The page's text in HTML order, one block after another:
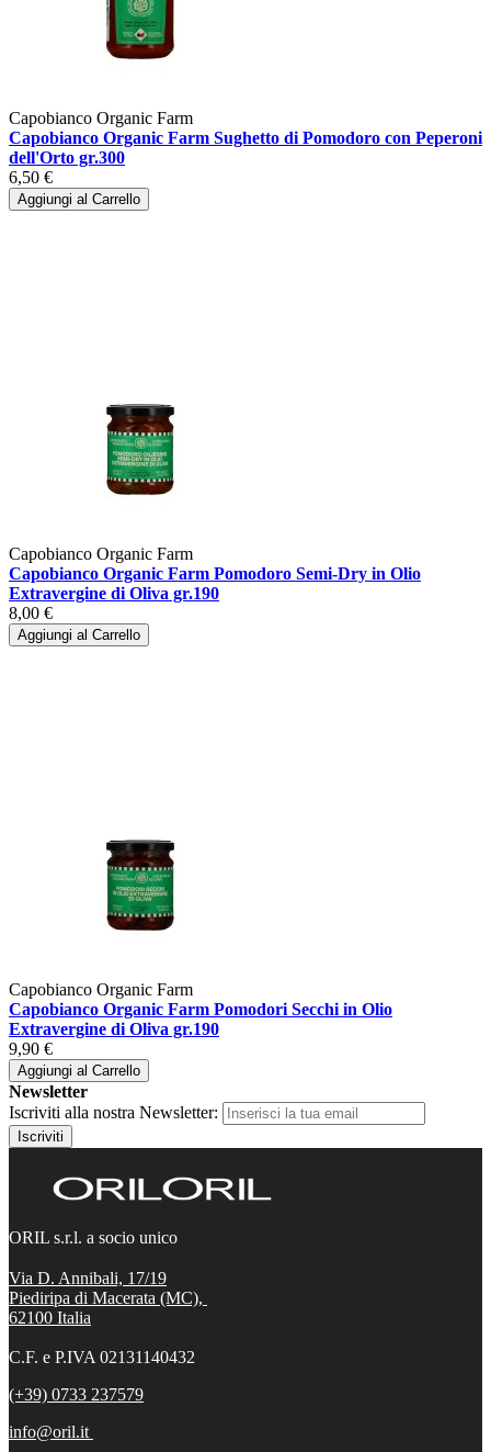
Capobianco Organic Farm
Capobianco Organic Farm Sughetto di Pomodoro con Peperoni
dell'Orto gr.300
6,50 €
Aggiungi al Carrello
Capobianco Organic Farm
Capobianco Organic Farm Pomodoro Semi-Dry in Olio
Extravergine di Oliva gr.190
8,00 €
Aggiungi al Carrello
Capobianco Organic Farm
Capobianco Organic Farm Pomodori Secchi in Olio
Extravergine di Oliva gr.190
9,90 €
Aggiungi al Carrello
Newsletter
Iscriviti alla nostra Newsletter:
Iscriviti
ORIL s.r.l. a socio unico
Via D. Annibali, 17/19
Piediripa di Macerata (MC),
62100 Italia
C.F. e P.IVA 02131140432
(+39) 0733 237579
info@oril.it